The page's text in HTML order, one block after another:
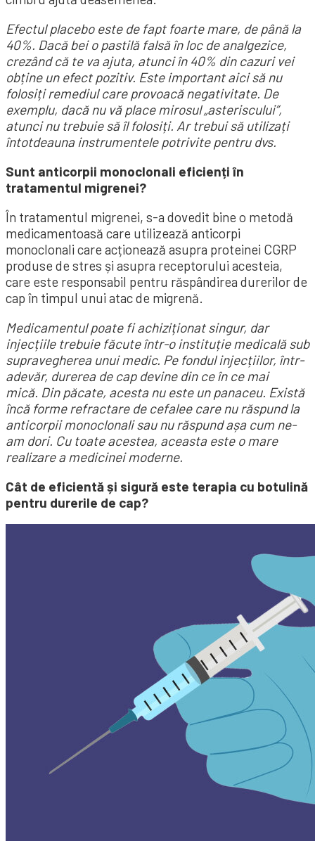
Efectul placebo este de fapt foarte mare, de până la
40%. Dacă bei o pastilă falsă în loc de analgezice,
crezând că te va ajuta, atunci în 40% din cazuri vei
obține un efect pozitiv. Este important aici să nu
folosiți remediul care provoacă negativitate. De
exemplu, dacă nu vă place mirosul „asteriscului”,
atunci nu trebuie să îl folosiți. Ar trebui să utilizați
întotdeauna instrumentele potrivite pentru dvs.
Sunt anticorpii monoclonali eficienți în
tratamentul migrenei?
În tratamentul migrenei, s-a dovedit bine o metodă
medicamentoasă care utilizează anticorpi
monoclonali care acționează asupra proteinei CGRP
produse de stres și asupra receptorului acesteia,
care este responsabil pentru răspândirea durerilor de
cap în timpul unui atac de migrenă.
Medicamentul poate fi achiziționat singur, dar
injecțiile trebuie făcute într-o instituție medicală sub
supravegherea unui medic. Pe fondul injecțiilor, într-
adevăr, durerea de cap devine din ce în ce mai
mică. Din păcate, acesta nu este un panaceu. Există
încă forme refractare de cefalee care nu răspund la
anticorpii monoclonali sau nu răspund așa cum ne-
am dori. Cu toate acestea, aceasta este o mare
realizare a medicinei moderne.
Cât de eficientă și sigură este terapia cu botulină
pentru durerile de cap?